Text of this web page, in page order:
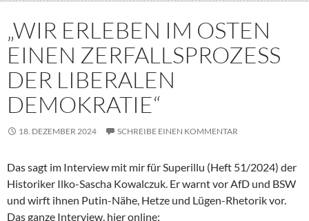
„WIR ERLEBEN IM OSTEN
EINEN ZERFALLSPROZESS
DER LIBERALEN
DEMOKRATIE“
18. DEZEMBER 2024 SCHREIBE EINEN KOMMENTAR
Das sagt im Interview mit mir für Superillu (Heft 51/2024) der
Historiker Ilko-Sascha Kowalczuk. Er warnt vor AfD und BSW
und wirft ihnen Putin-Nähe, Hetze und Lügen-Rhetorik vor.
Das ganze Interview, hier online: